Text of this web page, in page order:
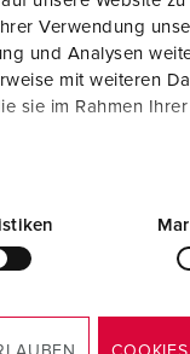
Verwendung
und Analysen
mit weiteren
sie im Rahmen